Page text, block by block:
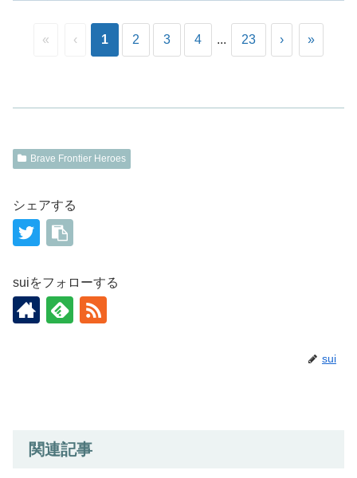
« ‹ 1 2 3 4 ... 23 › »
Brave Frontier Heroes
シェアする
suiをフォローする
sui
関連記事